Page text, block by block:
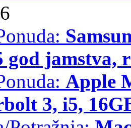
god jamstva,
Apple
3, i5,